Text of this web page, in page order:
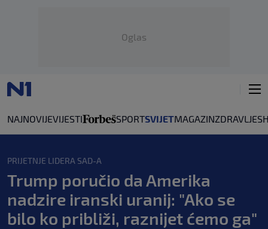
Oglas
NAJNOVIJEVIJESTI SPORTSVIJETMAGAZINZDRAVLJE
PRIJETNJE LIDERA SAD-A
Trump poručio da Amerika
nadzire iranski uranij: "Ako se
bilo ko približi, raznijet ćemo ga"